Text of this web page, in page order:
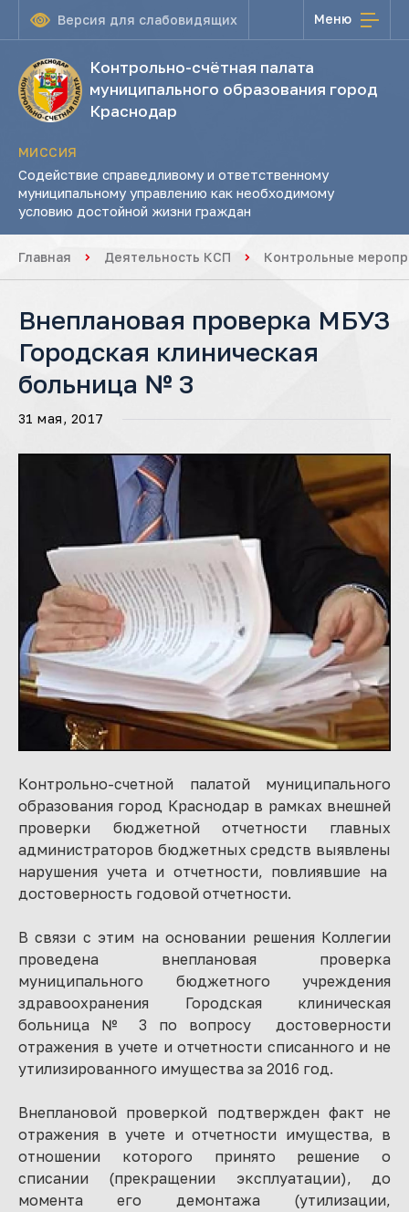
Версия для слабовидящих Меню
Контрольно-счётная палата
муниципального образования город
Краснодар
МИССИЯ
Содействие справедливому и ответственному
муниципальному управлению как необходимому
условию достойной жизни граждан
Главная Деятельность КСП Контрольные
Внеплановая проверка МБУЗ
Городская клиническая
больница № 3
31 мая, 2017
Контрольно-счетной палатой муниципального
образования город Краснодар в рамках внешней
проверки бюджетной отчетности главных
администраторов бюджетных средств выявлены
нарушения учета и отчетности, повлиявшие на
достоверность годовой отчетности.
В связи с этим на основании решения Коллегии
проведена внеплановая проверка
муниципального бюджетного учреждения
здравоохранения Городская клиническая
больница № 3 по вопросу достоверности
отражения в учете и отчетности списанного и не
утилизированного имущества за 2016 год.
Внеплановой проверкой подтвержден факт не
отражения в учете и отчетности имущества, в
отношении которого принято решение о
списании (прекращении эксплуатации), до
момента его демонтажа (утилизации,